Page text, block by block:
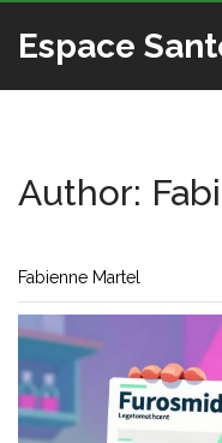
Author:
Fabienne Martel